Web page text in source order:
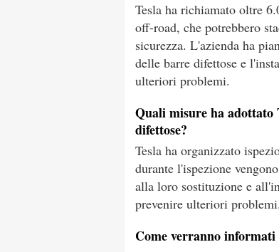
Tesla ha richiamato oltre
off-road, che potrebbero
sicurezza. L'azienda ha
delle barre difettose e
ulteriori problemi.
Quali misure ha adottato
difettose?
Tesla ha organizzato
durante l'ispezione
alla loro sostituzione e
prevenire ulteriori problemi.
Come verranno